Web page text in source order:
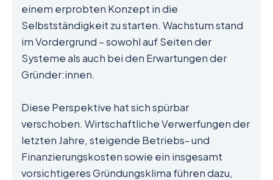
einem erprobten Konzept in die
Selbstständigkeit zu starten. Wachstum stand
im Vordergrund – sowohl auf Seiten der
Systeme als auch bei den Erwartungen der
Gründer:innen.
Diese Perspektive hat sich spürbar
verschoben. Wirtschaftliche Verwerfungen der
letzten Jahre, steigende Betriebs- und
Finanzierungskosten sowie ein insgesamt
vorsichtigeres Gründungsklima führen dazu,